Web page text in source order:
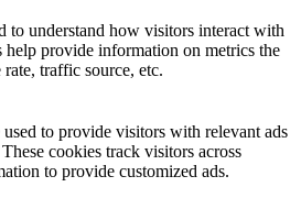
to understand how visitors interact with
help provide information on metrics the
traffic source, etc.
to provide visitors with relevant ads
cookies track visitors across
to provide customized ads.